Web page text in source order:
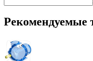
Рекомендуемые